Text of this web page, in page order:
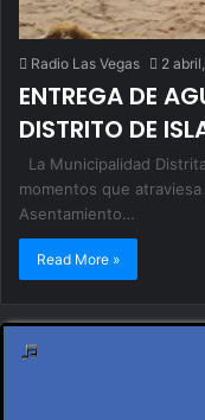
Radio Las Vegas 2
ENTREGA DE
DISTRITO DE
La Municipalidad
momentos que
Asentamiento…
Read More »